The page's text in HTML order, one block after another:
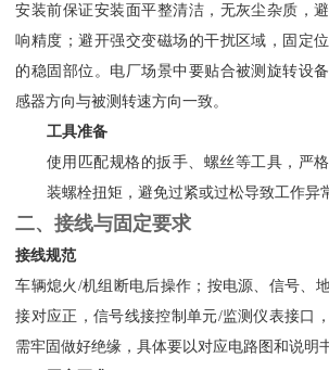
安装前保证安装面平整清洁，无灰尘杂质，
响精度；避开强交变磁场的干扰区域，固定
的稳固部位。电厂场景中要贴合被测旋转设
感器方向与被测转速方向一致。
工具准备
使用匹配规格的扳手、螺丝等工具，严
装螺栓扭矩，避免过紧或过松导致工作异
二、接线与固定要求
接线规范
车辆熄火/机组断电后操作；按电源、信号、
接对应正，信号线接控制单元/监测仪表接口
需牢固做好绝缘，具体要以对应电路图和说明